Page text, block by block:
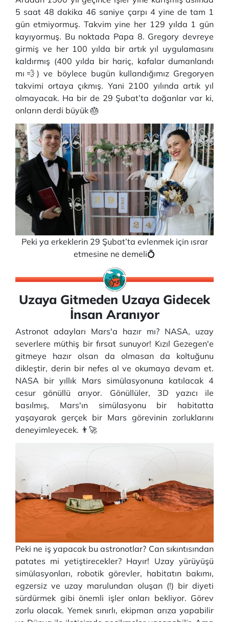
5 saat 48 dakika 46 saniye çarpı 4 yine de tam 1
gün etmiyormuş. Takvim yine her 129 yılda 1 gün
kayıyormuş. Bu noktada Papa 8. Gregory devreye
girmiş ve her 100 yılda bir artık yıl uygulamasını
kaldırmış (400 yılda bir hariç, kafalar dumanlandı
mı💨) ve böylece bugün kullandığımız Gregoryen
takvimi ortaya çıkmış. Yani 2100 yılında artık yıl
olmayacak. Ha bir de 29 Şubat’ta doğanlar var ki,
onların derdi büyük 🎂
Peki ya erkeklerin 29 Şubat’ta evlenmek için ısrar
etmesine ne demeli💍
Uzaya Gitmeden Uzaya Gidecek
İnsan Aranıyor
Astronot adayları Mars'a hazır mı? NASA, uzay
severlere müthiş bir fırsat sunuyor! Kızıl Gezegen'e
gitmeye hazır olsan da olmasan da koltuğunu
dikleştir, derin bir nefes al ve okumaya devam et.
NASA bir yıllık Mars simülasyonuna katılacak 4
cesur gönüllü arıyor. Gönüllüler, 3D yazıcı ile
basılmış, Mars'ın simülasyonu bir habitatta
yaşayarak gerçek bir Mars görevinin zorluklarını
deneyimleyecek. 👨‍🚀
Peki ne iş yapacak bu astronotlar? Can sıkıntısından
patates mi yetiştirecekler? Hayır! Uzay yürüyüşü
simülasyonları, robotik görevler, habitatın bakımı,
egzersiz ve uzay marulundan oluşan (!) bir diyeti
sürdürmek gibi önemli işler onları bekliyor. Görev
zorlu olacak. Yemek sınırlı, ekipman arıza yapabilir